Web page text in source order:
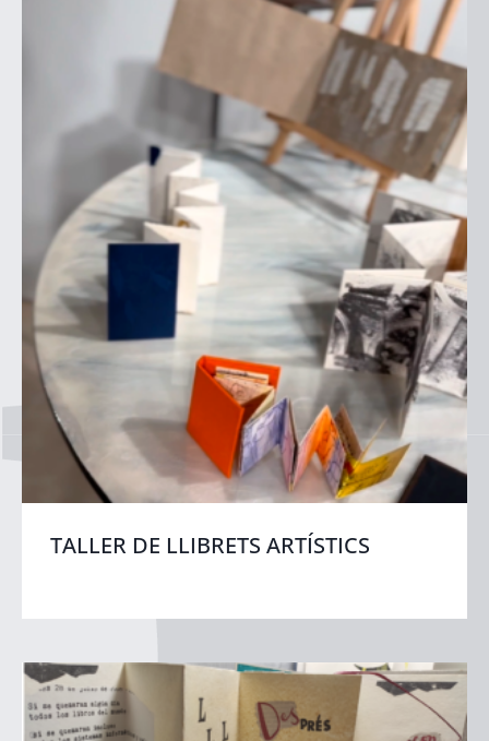
TALLER DE LLIBRETS ARTÍSTICS